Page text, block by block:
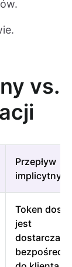
vs.
Przepływ
implicytny
Token
jest
dostarczany